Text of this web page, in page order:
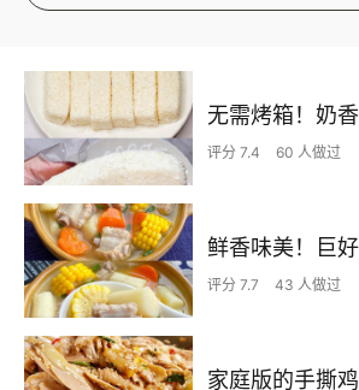
评分 7.4 60 人做过
评分 7.7 43 人做过
家庭版的手撕鸡